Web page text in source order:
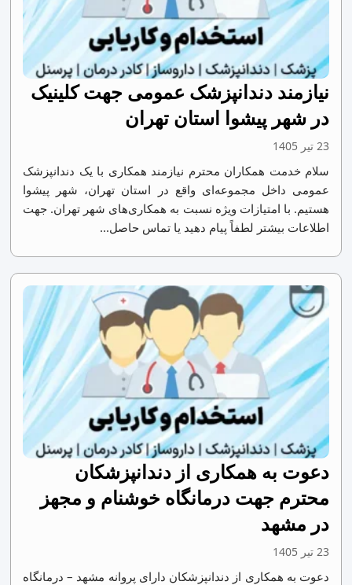
نیازمند دندانپزشک عمومی جهت کلینیک
در شهر پیشوا استان تهران
23 تیر 1405
سلام خدمت همکاران محترم نیازمند همکاری با یک دندانپزشک
عمومی داخل مجموعه‌ای واقع در استان تهران، شهر پیشوا
هستیم. با امتیازات ویژه نسبت به همکاری‌های شهر تهران. جهت
اطلاعات بیشتر لطفاً پیام دهید یا تماس حاصل...
دعوت به همکاری از دندانپزشکان
محترم جهت درمانگاه خوشنام و مجهز
در مشهد
23 تیر 1405
دعوت به همکاری از دندانپزشکان دارای پروانه مشهد – درمانگاه